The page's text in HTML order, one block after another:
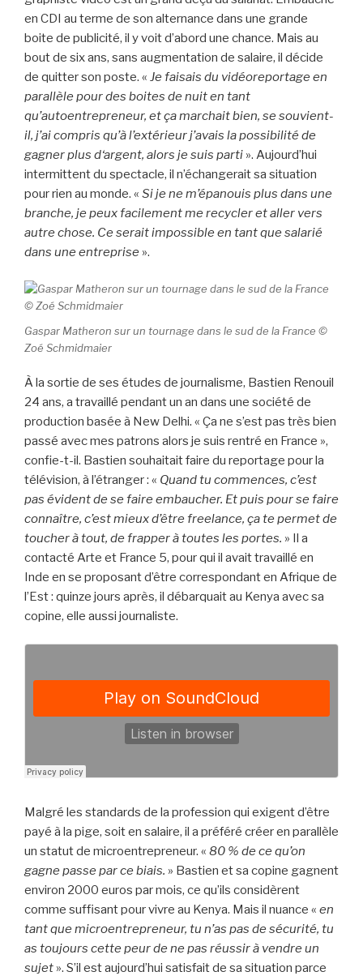
en CDI au terme de son alternance dans une grande
boite de publicité, il y voit d’abord une chance. Mais au
bout de six ans, sans augmentation de salaire, il décide
de quitter son poste. « Je faisais du vidéoreportage en
parallèle pour des boites de nuit en tant
qu’autoentrepreneur, et ça marchait bien, se souvient-
il, j’ai compris qu’à l’extérieur j’avais la possibilité de
gagner plus d‘argent, alors je suis parti ». Aujourd’hui
intermittent du spectacle, il n’échangerait sa situation
pour rien au monde. « Si je ne m’épanouis plus dans une
branche, je peux facilement me recycler et aller vers
autre chose. Ce serait impossible en tant que salarié
dans une entreprise ».
Gaspar Matheron sur un tournage dans le sud de la France ©
Zoé Schmidmaier
À la sortie de ses études de journalisme, Bastien Renouil
24 ans, a travaillé pendant un an dans une société de
production basée à New Delhi. « Ça ne s’est pas très bien
passé avec mes patrons alors je suis rentré en France »,
confie-t-il. Bastien souhaitait faire du reportage pour la
télévision, à l’étranger : « Quand tu commences, c’est
pas évident de se faire embaucher. Et puis pour se faire
connaître, c’est mieux d’être freelance, ça te permet de
toucher à tout, de frapper à toutes les portes. » Il a
contacté Arte et France 5, pour qui il avait travaillé en
Inde en se proposant d’être correspondant en Afrique de
l’Est : quinze jours après, il débarquait au Kenya avec sa
copine, elle aussi journaliste.
Malgré les standards de la profession qui exigent d’être
payé à la pige, soit en salaire, il a préféré créer en parallèle
un statut de microentrepreneur. « 80 % de ce qu’on
gagne passe par ce biais. » Bastien et sa copine gagnent
environ 2000 euros par mois, ce qu’ils considèrent
comme suffisant pour vivre au Kenya. Mais il nuance « en
tant que microentrepreneur, tu n’as pas de sécurité, tu
as toujours cette peur de ne pas réussir à vendre un
sujet ». S’il est aujourd’hui satisfait de sa situation parce